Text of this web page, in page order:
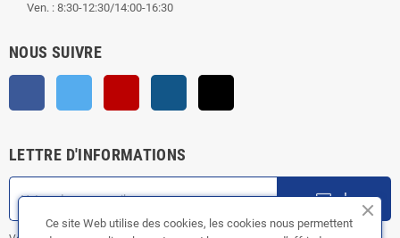
Ven. : 8:30-12:30/14:00-16:30
NOUS SUIVRE
LETTRE D'INFORMATIONS
ok
Ce site Web utilise des cookies, les cookies nous permettent